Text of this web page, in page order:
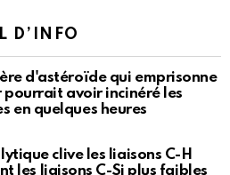
D’INFO
d'astéroïde qui emprisonne
pourrait avoir incinéré les
en quelques heures
clive les liaisons C-H
les liaisons C-Si plus faibles